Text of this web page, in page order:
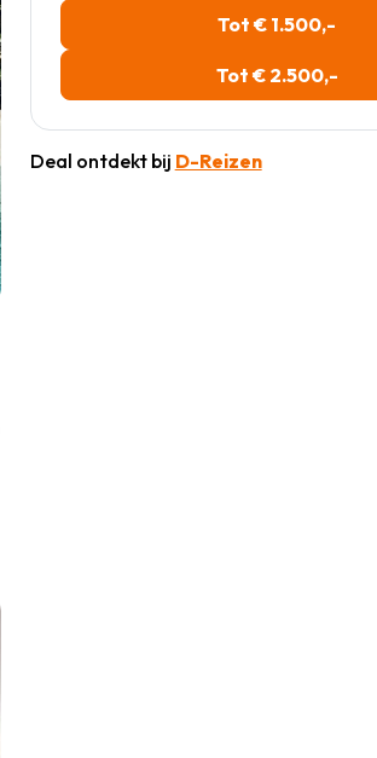
Tot € 1.500,-
Tot € 2.500,-
Deal ontdekt bij D-Reizen